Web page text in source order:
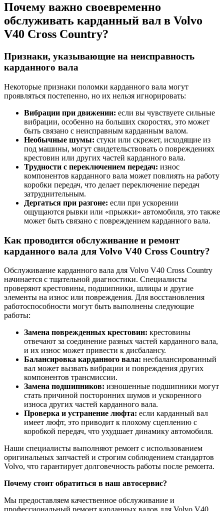
Почему важно своевременно
обслуживать карданный вал в Volvo
V40 Cross Country?
Признаки, указывающие на неисправность
карданного вала
Некоторые признаки поломки карданного вала могут
проявляться постепенно, но их нельзя игнорировать:
Вибрации при движении: если вы чувствуете сильные
вибрации, особенно на больших скоростях, это может
быть связано с неисправным карданным валом.
Необычные шумы: стуки или скрежет, исходящие из
под машины, могут свидетельствовать о повреждениях
крестовин или других частей карданного вала.
Трудности с переключением передач: износ
компонентов карданного вала может повлиять на работу
коробки передач, что делает переключение передач
затруднительным.
Дергаться при разгоне: если при ускорении
ощущаются рывки или «прыжки» автомобиля, это также
может быть связано с повреждением карданного вала.
Как проводится обслуживание и ремонт
карданного вала для Volvo V40 Cross Country?
Обслуживание карданного вала для Volvo V40 Cross Country
начинается с тщательной диагностики. Специалисты
проверяют крестовины, подшипники, шлицы и другие
элементы на износ или повреждения. Для восстановления
работоспособности могут быть выполнены следующие
работы:
Замена поврежденных крестовин: крестовины
отвечают за соединение разных частей карданного вала,
и их износ может привести к дисбалансу.
Балансировка карданного вала: несбалансированный
вал может вызвать вибрации и повреждения других
компонентов трансмиссии.
Замена подшипников: изношенные подшипники могут
стать причиной посторонних шумов и ускоренного
износа других частей карданного вала.
Проверка и устранение люфта: если карданный вал
имеет люфт, это приводит к плохому сцеплению с
коробкой передач, что ухудшает динамику автомобиля.
Наши специалисты выполняют ремонт с использованием
оригинальных запчастей и строгим соблюдением стандартов
Volvo, что гарантирует долговечность работы после ремонта.
Почему стоит обратиться в наш автосервис?
Мы предоставляем качественное обслуживание и